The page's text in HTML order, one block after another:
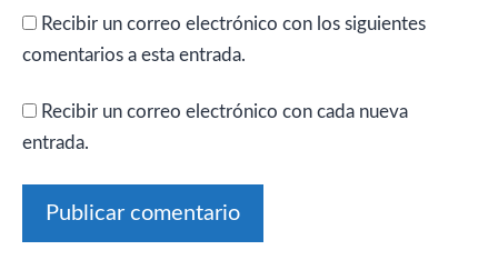
Recibir un correo electrónico con los siguientes
comentarios a esta entrada.
Recibir un correo electrónico con cada nueva
entrada.